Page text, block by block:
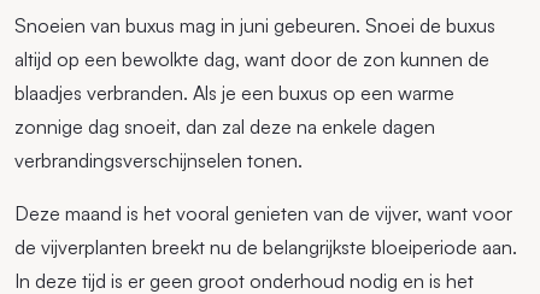
Snoeien van buxus mag in juni gebeuren. Snoei de buxus
altijd op een bewolkte dag, want door de zon kunnen de
blaadjes verbranden. Als je een buxus op een warme
zonnige dag snoeit, dan zal deze na enkele dagen
verbrandingsverschijnselen tonen.
Deze maand is het vooral genieten van de vijver, want voor
de vijverplanten breekt nu de belangrijkste bloeiperiode aan.
In deze tijd is er geen groot onderhoud nodig en is het